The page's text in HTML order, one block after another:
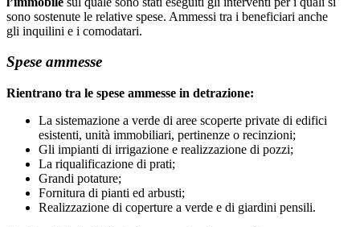
sono sostenute le relative spese. Ammessi tra i beneficiari anche
gli inquilini e i comodatari.
Spese ammesse
Rientrano tra le spese ammesse in detrazione:
La sistemazione a verde di aree scoperte private di edifici
esistenti, unità immobiliari, pertinenze o recinzioni;
Gli impianti di irrigazione e realizzazione di pozzi;
La riqualificazione di prati;
Grandi potature;
Fornitura di pianti ed arbusti;
Realizzazione di coperture a verde e di giardini pensili.